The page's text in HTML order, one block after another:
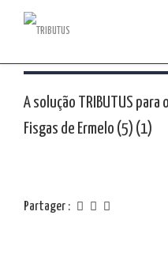
A solução TRIBUTUS para
Fisgas de Ermelo (5) (1)
Partager :